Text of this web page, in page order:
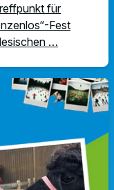
für
Fest
…